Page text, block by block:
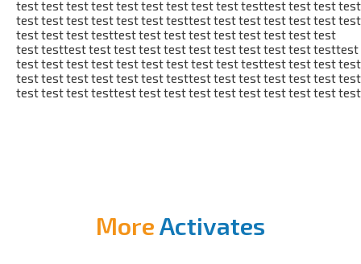
test test test test test test test test test testtest test test test
test test test test test test testtest test test test test test test
test test test testtest test test test test test test test test
test testtest test test test test test test test test test testtest
test test test test test test test test test testtest test test test
test test test test test test testtest test test test test test test
test test test testtest test test test test test test test test test
MoreActivates